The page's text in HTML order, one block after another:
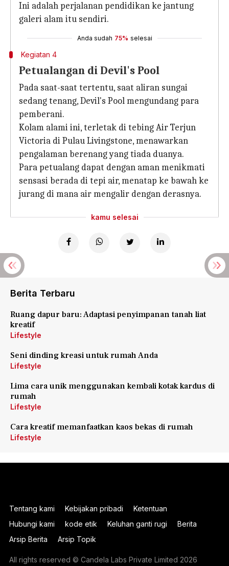
Ini adalah perjalanan pendidikan ke jantung
galeri alam itu sendiri.
Anda sudah 75% selesai
Kegiatan 4
Petualangan di Devil's Pool
Pada saat-saat tertentu, saat aliran sungai
sedang tenang, Devil's Pool mengundang para
pemberani.
Kolam alami ini, terletak di tebing Air Terjun
Victoria di Pulau Livingstone, menawarkan
pengalaman berenang yang tiada duanya.
Para petualang dapat dengan aman menikmati
sensasi berada di tepi air, menatap ke bawah ke
jurang di mana air mengalir dengan derasnya.
kamu selesai
Berita Terbaru
Ruang dapur baru: Adaptasi penyimpanan tanah liat
kreatif
Lifestyle
Seni dinding kreasi untuk rumah Anda
Lifestyle
Lima cara unik menggunakan kembali kotak kardus di
rumah
Lifestyle
Cara kreatif memanfaatkan kaos bekas di rumah
Lifestyle
Tentang kami Kebijakan pribadi
Ketentuan
Hubungi kami
kode etik Keluhan ganti rugi
Berita
Arsip Berita
Arsip Topik
All rights reserved © Candela Labs Private Limited 2026